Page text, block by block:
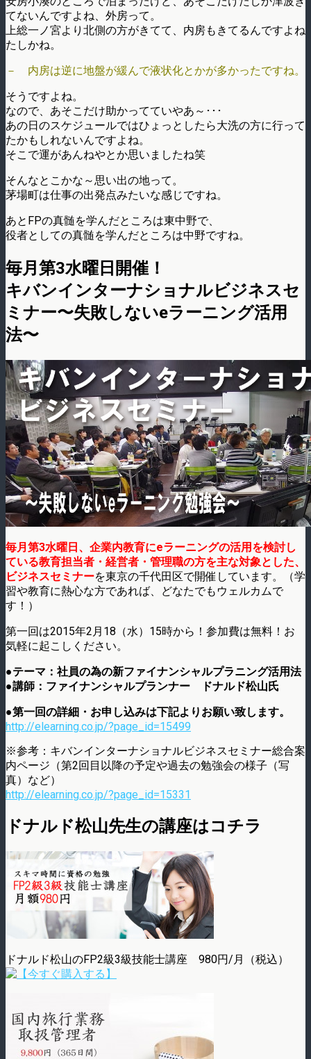
てないんですよね、外房って。
上総一ノ宮より北側の方がきてて、内房もきてるんですよね
たしかね。
－ 内房は逆に地盤が緩んで液状化とかが多かったですね。
そうですよね。
なので、あそこだけ助かってていやあ～･･･
あの日のスケジュールではひょっとしたら大洗の方に行って
たかもしれないんですよね。
そこで運があんねやとか思いましたね笑
そんなとこかな～思い出の地って。
茅場町は仕事の出発点みたいな感じですね。
あとFPの真髄を学んだところは東中野で、
役者としての真髄を学んだところは中野ですね。
毎月第3水曜日開催！
キバンインターナショナルビジネスセ
ミナー〜失敗しないeラーニング活用
法〜
毎月第3水曜日、企業内教育にeラーニングの活用を検討し
ている教育担当者・経営者・管理職の方を主な対象とした、
ビジネスセミナーを東京の千代田区で開催しています。（学
習や教育に熱心な方であれば、どなたでもウェルカムで
す！）
第一回は2015年2月18（水）15時から！参加費は無料！お
気軽に起こしください。
●テーマ：社員の為の新ファイナンシャルプラニング活用法
●講師：ファイナンシャルプランナー ドナルド松山氏
●第一回の詳細・お申し込みは下記よりお願い致します。
http://elearning.co.jp/?page_id=15499
※参考：キバンインターナショナルビジネスセミナー総合案
内ページ（第2回目以降の予定や過去の勉強会の様子（写
真）など）
http://elearning.co.jp/?page_id=15331
ドナルド松山先生の講座はコチラ
ドナルド松山のFP2級3級技能士講座 980円/月（税込）